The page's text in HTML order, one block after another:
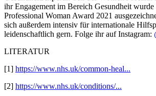
ihr Engagement im Bereich Gesundheit wurde
Professional Woman Award 2021
sich außerdem intensiv für internationale
leidenschaftlich gern. Folge ihr auf Instagram:
LITERATUR
[1] https://www.nhs.uk/common-heal...
[2] https://www.nhs.uk/conditions/...